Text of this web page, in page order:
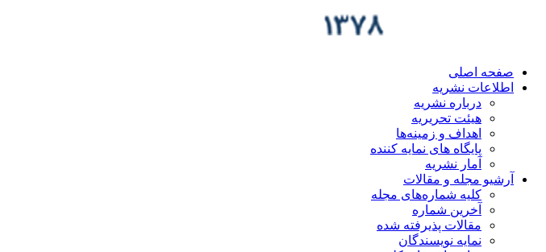
صفحه اصلی
اطلاعات نشریه
درباره نشریه
هیئت تحریریه
اهداف و زمینه‌ها
پایگاه های نمایه کننده
آمار نشریه
آرشیو مجله و مقالات
کلیه شماره‌های مجله
آخرین شماره
مقالات پذیرفته شده
نمایه نویسندگان